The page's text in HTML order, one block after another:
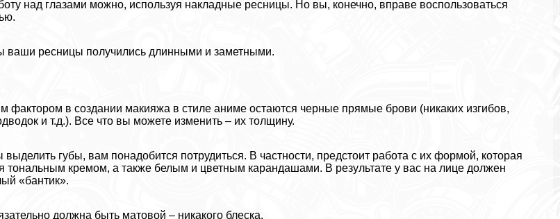
над глазами можно, используя накладные ресницы. Но вы, конечно, вправе воспользоваться
ваши ресницы получились длинными и заметными.
фактором в создании макияжа в стиле аниме остаются черные прямые брови (никаких изгибов,
и т.д.). Все что вы можете изменить – их толщину.
выделить губы, вам понадобится потрудиться. В частности, предстоит работа с их формой, которая
тональным кремом, а также белым и цветным карандашами. В результате у вас на лице должен
«бантик».
должна быть матовой – никакого блеска.